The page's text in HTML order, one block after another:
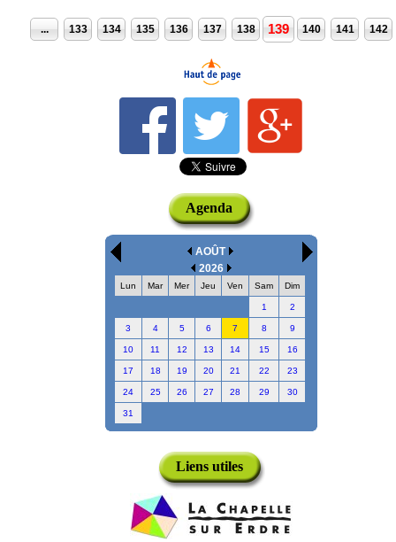
... 133 134 135 136 137 138 139 140 141 142
Agenda
AOÛT
2026
Lun Mar Mer Jeu Ven Sam Dim
1 2
3 4 5 6 7 8 9
10 11 12 13 14 15 16
17 18 19 20 21 22 23
24 25 26 27 28 29 30
31
Liens utiles